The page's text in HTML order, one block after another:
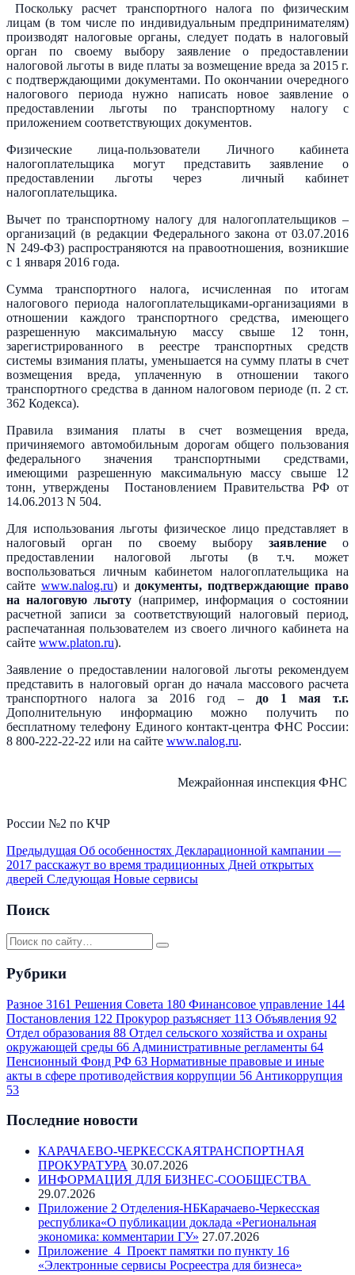
Поскольку расчет транспортного налога по физическим
лицам (в том числе по индивидуальным предпринимателям)
производят налоговые органы, следует подать в налоговый
орган по своему выбору заявление о предоставлении
налоговой льготы в виде платы за возмещение вреда за 2015 г.
с подтверждающими документами. По окончании очередного
налогового периода нужно написать новое заявление о
предоставлении льготы по транспортному налогу с
приложением соответствующих документов.
Физические лица-пользователи Личного кабинета
налогоплательщика могут представить заявление о
предоставлении льготы через личный кабинет
налогоплательщика.
Вычет по транспортному налогу для налогоплательщиков –
организаций (в редакции Федерального закона от 03.07.2016
N 249-ФЗ) распространяются на правоотношения, возникшие
с 1 января 2016 года.
Сумма транспортного налога, исчисленная по итогам
налогового периода налогоплательщиками-организациями в
отношении каждого транспортного средства, имеющего
разрешенную максимальную массу свыше 12 тонн,
зарегистрированного в реестре транспортных средств
системы взимания платы, уменьшается на сумму платы в счет
возмещения вреда, уплаченную в отношении такого
транспортного средства в данном налоговом периоде (п. 2 ст.
362 Кодекса).
Правила взимания платы в счет возмещения вреда,
причиняемого автомобильным дорогам общего пользования
федерального значения транспортными средствами,
имеющими разрешенную максимальную массу свыше 12
тонн, утверждены Постановлением Правительства РФ от
14.06.2013 N 504.
Для использования льготы физическое лицо представляет в
налоговый орган по своему выбору заявлениео
предоставлении налоговой льготы (в т.ч. может
воспользоваться личным кабинетом налогоплательщика на
сайте www.nalog.ru) и документы, подтверждающие право
на налоговую льготу (например, информация о состоянии
расчетной записи за соответствующий налоговый период,
распечатанная пользователем из своего личного кабинета на
сайте www.platon.ru).
Заявление о предоставлении налоговой льготы рекомендуем
представить в налоговый орган до начала массового расчета
транспортного налога за 2016 год – до 1 мая т.г.
Дополнительную информацию можно получить по
бесплатному телефону Единого контакт-центра ФНС России:
8 800-222-22-22 или на сайте www.nalog.ru.
Межрайонная инспекция ФНС
России №2 по КЧР
Предыдущая Об особенностях Декларационной кампании —
2017 расскажут во время традиционных Дней открытых
дверей Следующая Новые сервисы
Поиск
Рубрики
Разное 3161 Решения Совета 180 Финансовое управление 144
Постановления 122 Прокурор разъясняет 113 Объявления 92
Отдел образования 88 Отдел сельского хозяйства и охраны
окружающей среды 66 Административные регламенты 64
Пенсионный Фонд РФ 63 Нормативные правовые и иные
акты в сфере противодействия коррупции 56 Антикоррупция
53
Последние новости
КАРАЧАЕВО-ЧЕРКЕССКАЯТРАНСПОРТНАЯ
ПРОКУРАТУРА 30.07.2026
ИНФОРМАЦИЯ ДЛЯ БИЗНЕС-СООБЩЕСТВА
29.07.2026
Приложение 2 Отделения-НБКарачаево-Черкесская
республика«О публикации доклада «Региональная
экономика: комментарии ГУ» 27.07.2026
Приложение_4_Проект памятки по пункту 16
«Электронные сервисы Росреестра для бизнеса»